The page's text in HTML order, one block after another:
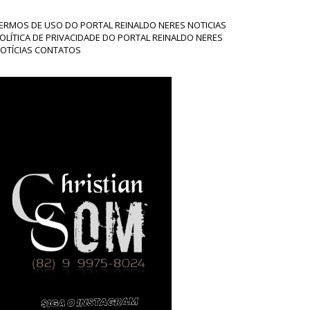
DE USO DO PORTAL REINALDO NERES NOTICIAS
DE PRIVACIDADE DO PORTAL REINALDO NERES
CONTATOS